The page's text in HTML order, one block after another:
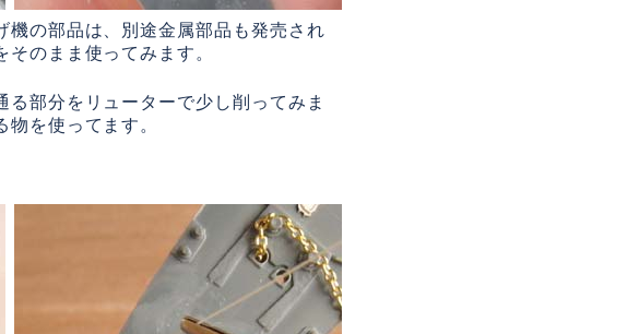
機の部品は、別途金属部品も発売され
のまま使ってみます。
部分をリューターで少し削ってみま
を使ってます。